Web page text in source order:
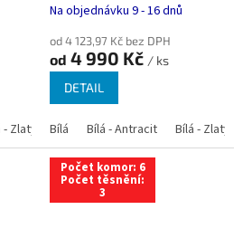
- Zlatý dub Bílá - Tmavý dub Bílá -
Na objednávku 9 - 16 dnů
od 4 123,97 Kč bez DPH
od 4 990 Kč / ks
DETAIL
Bílá Bílá - Antracit Bílá - Zlatý
Počet komor: 6
Počet těsnění:
3